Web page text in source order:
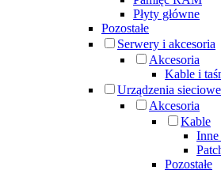
Płyty główne
Pozostałe
Serwery i akcesoria
Akcesoria
Kable i
Urządzenia sieciowe
Akcesoria
Kable
Inne
Pozostałe